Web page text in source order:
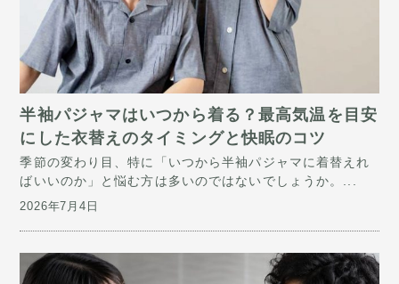
半袖パジャマはいつから着る？最高気温を目安
にした衣替えのタイミングと快眠のコツ
季節の変わり目、特に「いつから半袖パジャマに着替えれ
ばいいのか」と悩む方は多いのではないでしょうか。...
2026年7月4日